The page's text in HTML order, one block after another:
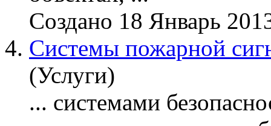
Создано 18 Январь
4. Системы пожарной
(Услуги)
... системами